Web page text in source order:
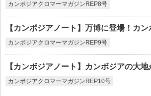
カンボジアクロマーマガジンREP8号
【カンボジアノート】万博に登場！カ
カンボジアクロマーマガジンREP9号
【カンボジアノート】カンボジアの大
カンボジアクロマーマガジンREP10号